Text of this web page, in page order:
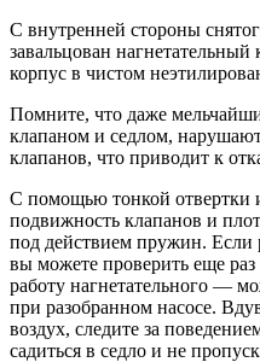
С внутренней стороны
завальцован
корпус в чистом
Помните, что даже
клапаном и седлом,
клапанов, что приводит к
С помощью тонкой отвертки
подвижность клапанов и
под действием пружин. Если
вы можете проверить еще раз
работу нагнетательного —
при разобранном насосе.
воздух, следите за
садиться в седло и не